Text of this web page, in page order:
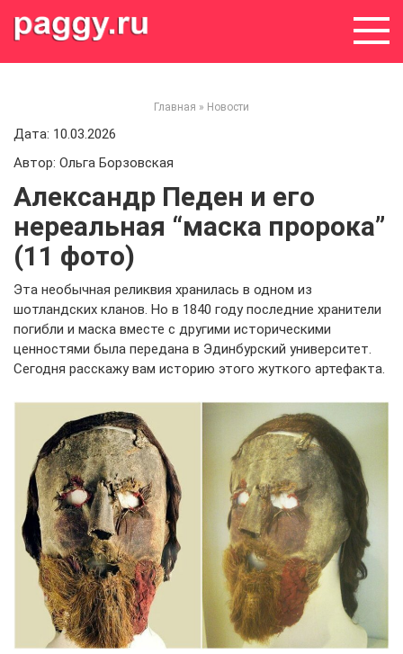
Главная » Новости
Дата: 10.03.2026
Автор: Ольга Борзовская
Александр Педен и его
нереальная “маска пророка”
(11 фото)
Эта необычная реликвия хранилась в одном из
шотландских кланов. Но в 1840 году последние хранители
погибли и маска вместе с другими историческими
ценностями была передана в Эдинбурский университет.
Сегодня расскажу вам историю этого жуткого артефакта.